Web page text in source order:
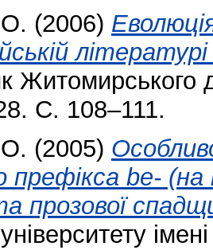
(2006)
Житомирського
С. 108–111.
(2005)
be- (на
прозової